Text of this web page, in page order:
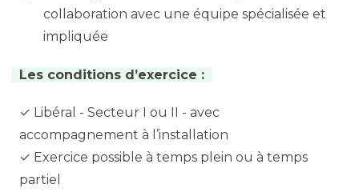
collaboration avec une équipe spécialisée et
impliquée
Les conditions d’exercice :
✓ Libéral - Secteur I ou II - avec
accompagnement à l’installation
✓ Exercice possible à temps plein ou à temps
partiel